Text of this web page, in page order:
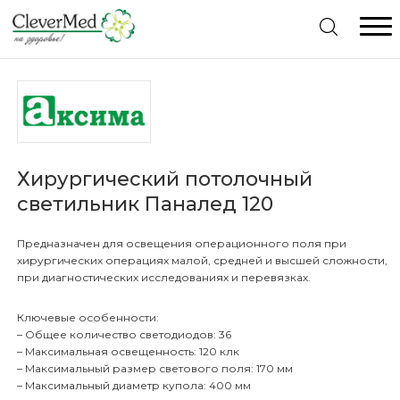
Меню
Главная
Видеоэндоскопы Pentax. Отличное предложение
Видеопроцессоры Pentax. Отличное предложение
Видеоэндоскопические системы
Гистероскопы
Гибкая Эндоскопия
Дезинфекция эндоскопов
Рентгенология
Комплексное оснащение
Консультация специалиста
Гарантия
Статьи
Контакты
Хирургический потолочный
светильник Паналед 120
Предназначен для освещения операционного поля при
хирургических операциях малой, средней и высшей сложности,
при диагностических исследованиях и перевязках.
Ключевые особенности:
– Общее количество светодиодов: 36
– Максимальная освещенность: 120 клк
– Максимальный размер светового поля: 170 мм
– Максимальный диаметр купола: 400 мм